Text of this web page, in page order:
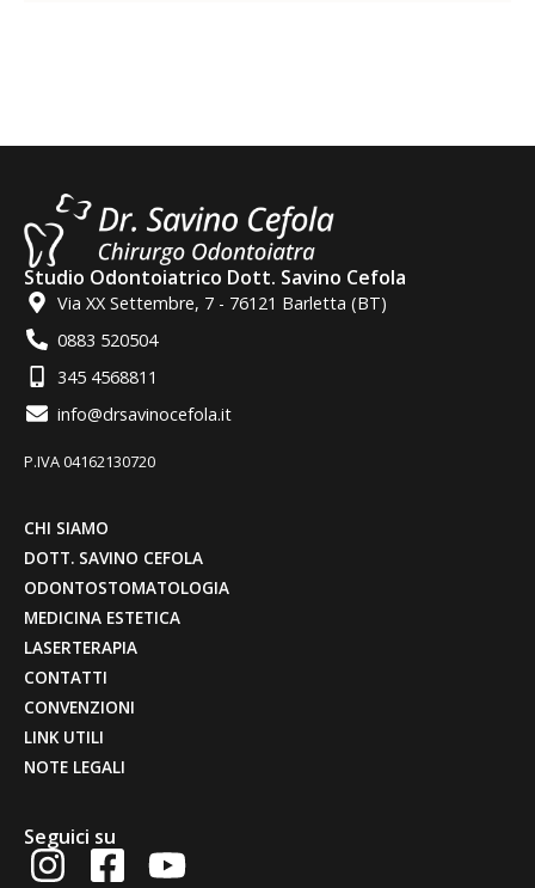
Studio Odontoiatrico Dott. Savino Cefola
Via XX Settembre, 7 - 76121 Barletta (BT)
0883 520504
345 4568811
info@drsavinocefola.it
P.IVA 04162130720
CHI SIAMO
DOTT. SAVINO CEFOLA
ODONTOSTOMATOLOGIA
MEDICINA ESTETICA
LASERTERAPIA
CONTATTI
CONVENZIONI
LINK UTILI
NOTE LEGALI
Seguici su